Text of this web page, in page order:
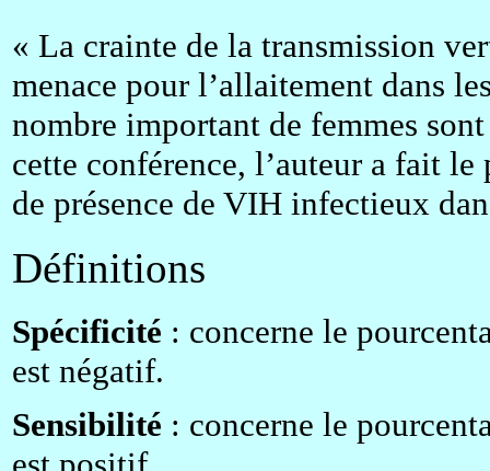
« La crainte de la transmission
menace pour l’allaitement dans
nombre important de femmes
cette conférence, l’auteur a fait
de présence de VIH infectieux
Définitions
Spécificité : concerne le
est négatif.
Sensibilité : concerne le